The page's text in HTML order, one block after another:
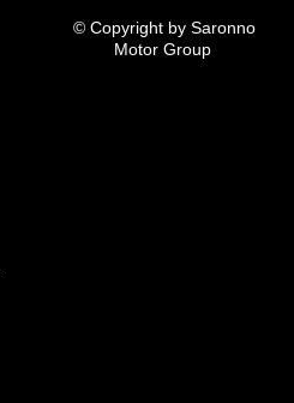
© Copyright by Saronno
Motor Group